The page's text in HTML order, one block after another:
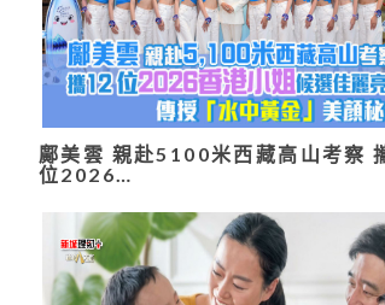
鄺美雲 親赴5100米西藏高山考察
位2026…